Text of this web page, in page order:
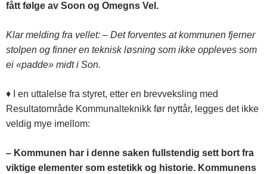
fått følge av Soon og Omegns Vel.
Klar melding fra vellet: – Det forventes at kommunen fjerner
stolpen og finner en teknisk løsning som ikke oppleves som
ei «padde» midt i Son.
♦ I en uttalelse fra styret, etter en brevveksling med
Resultatområde Kommunalteknikk før nyttår, legges det ikke
veldig mye imellom:
– Kommunen har i denne saken fullstendig sett bort fra
viktige elementer som estetikk og historie. Kommunens